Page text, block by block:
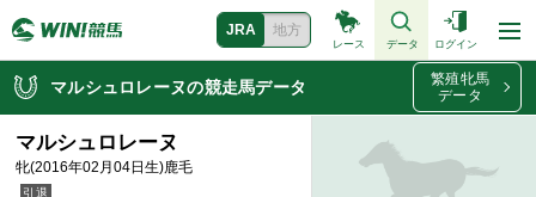
JRA 地方
レース データ ログイン
マルシュロレーヌの競走馬データ
繁殖牝馬
データ
マルシュロレーヌ
牝(2016年02月04日生)鹿毛